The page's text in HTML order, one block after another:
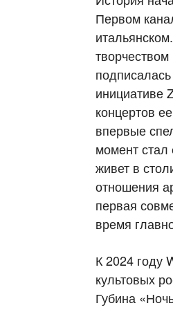
Первом
инициативе
концертов
впервые
момент стал
живет в
отношения
первая
время
К 2024 году
культовых
Губина